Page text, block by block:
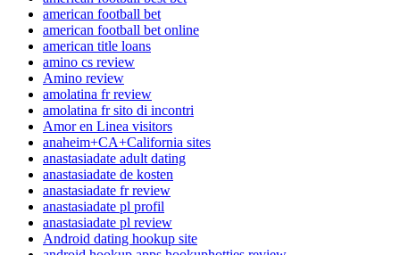
american football bet
american football bet online
american title loans
amino cs review
Amino review
amolatina fr review
amolatina fr sito di incontri
Amor en Linea visitors
anaheim+CA+California sites
anastasiadate adult dating
anastasiadate de kosten
anastasiadate fr review
anastasiadate pl profil
anastasiadate pl review
Android dating hookup site